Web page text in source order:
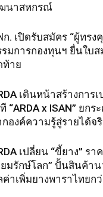
นาสหกรณ์
ก. เปิดรับสมัคร “ผู้ทร
รมการกองทุนฯ ยื่นใบ
ท้าย
เดินหน้าสร้างการ
“ARDA x ISAN” ยก
กองค์ความรู้สู่รายได้จริ
เปลี่ยน “ขี้ยาง” ร
ยมรักษ์โลก” ปั้นสินค้าน
ค่าเพิ่มยางพาราไทยกว่